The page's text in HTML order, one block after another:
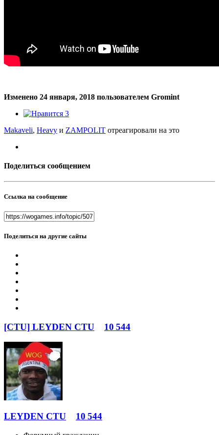
Изменено 24 января, 2018 пользователем Gromint
3
Makaveli, Heavy и ZAMPOLIT отреагировали на это
Поделиться сообщением
Ссылка на сообщение
Поделиться на другие сайты
[CTU] LEYDEN CTU 10 544
LEYDEN CTU 10 544